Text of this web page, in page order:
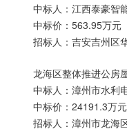
中标人：江西泰豪智
中标价：563.95万元
招标人：吉安吉州区
龙海区整体推进公房
中标人：漳州市水利
中标价：24191.3万元
招标人：漳州市龙海